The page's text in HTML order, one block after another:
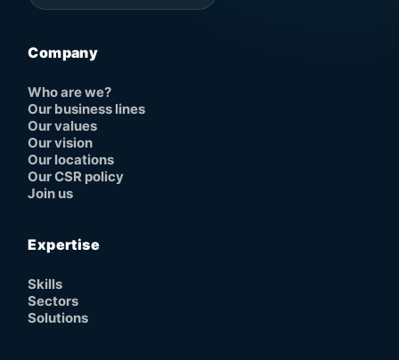
Company
Who are we?
Our business lines
Our values
Our vision
Our locations
Our CSR policy
Join us
Expertise
Skills
Sectors
Solutions